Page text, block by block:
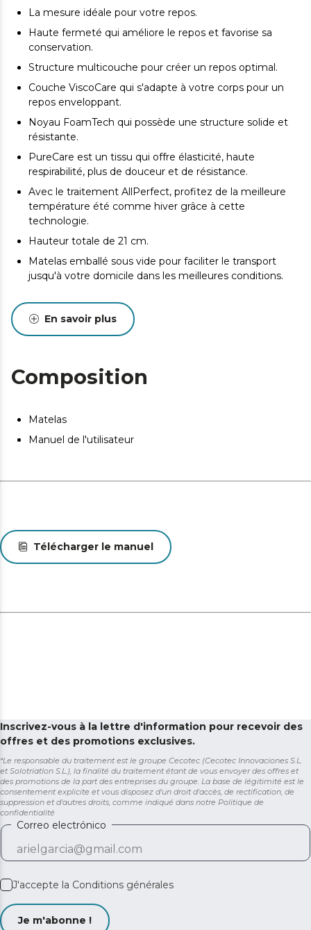
La mesure idéale pour votre repos.
Haute fermeté qui améliore le repos et favorise sa
conservation.
Structure multicouche pour créer un repos optimal.
Couche ViscoCare qui s'adapte à votre corps pour un
repos enveloppant.
Noyau FoamTech qui possède une structure solide et
résistante.
PureCare est un tissu qui offre élasticité, haute
respirabilité, plus de douceur et de résistance.
Avec le traitement AllPerfect, profitez de la meilleure
température été comme hiver grâce à cette
technologie.
Hauteur totale de 21 cm.
Matelas emballé sous vide pour faciliter le transport
jusqu'à votre domicile dans les meilleures conditions.
En savoir plus
Composition
Matelas
Manuel de l'utilisateur
Télécharger le manuel
Inscrivez-vous à la lettre d'information pour recevoir des
offres et des promotions exclusives.
*Le responsable du traitement est le groupe Cecotec (Cecotec Innovaciones S.L.
et Solotriatlon S.L.), la finalité du traitement étant de vous envoyer des offres et
des promotions de la part des entreprises du groupe. La base de légitimité est le
consentement explicite et vous disposez d'un droit d'accès, de rectification, de
suppression et d'autres droits, comme indiqué dans notre Politique de
confidentialité
Correo electrónico
J'accepte la Conditions générales
Je m'abonne !